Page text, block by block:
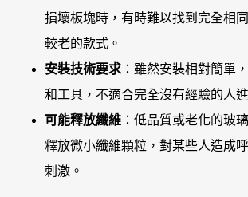
損壞板塊時，有時難以找到完全相
較老的款式。
安裝技術要求 ：雖然安裝相對簡單
和工具，不適合完全沒有經驗的人
可能釋放纖維 ：低品質或老化的玻
釋放微小纖維顆粒，對某些人造成
刺激。